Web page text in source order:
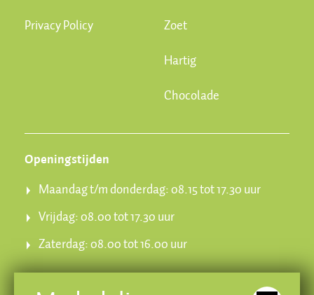
Privacy Policy
Zoet
Hartig
Chocolade
Openingstijden
Maandag t/m donderdag: 08.15 tot 17.30 uur
Vrijdag: 08.00 tot 17.30 uur
Zaterdag: 08.00 tot 16.00 uur